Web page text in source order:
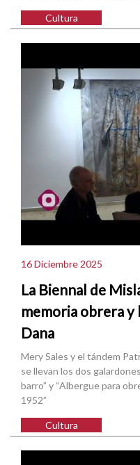
Cultura
16 Diciembre 2025
La Biennal de
memoria obrera y
Dana
Mery Sales y el tándem
se llevan los dos
barro” y “Albergue para
1952”
Cultura